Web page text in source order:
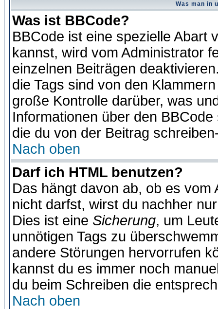
Was man in
Was ist BBCode?
BBCode ist eine spezielle Abart
kannst, wird vom Administrator
einzelnen Beiträgen
die Tags sind von den
große Kontrolle darüber, was
Informationen über den
die du von der Beitrag
Nach oben
Darf ich HTML benutzen?
Das hängt davon ab, ob es
nicht darfst, wirst du nachher
Dies ist eine Sicherung, um
unnötigen Tags zu
andere Störungen hervorrufen
kannst du es immer noch
du beim Schreiben die
Nach oben